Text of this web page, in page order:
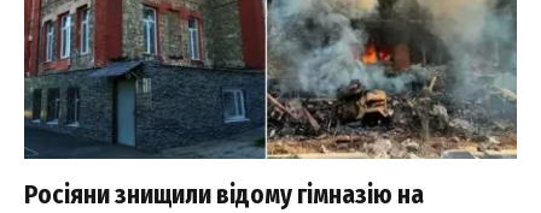
Росіяни знищили відому гімназію на